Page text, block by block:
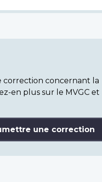
correction concernant la
en plus sur le MVGC et
une correction